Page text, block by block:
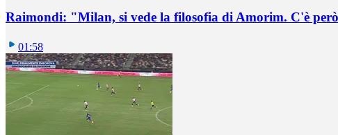
Raimondi: "Milan, si vede la filosofia di Amorim. C'è
01:58